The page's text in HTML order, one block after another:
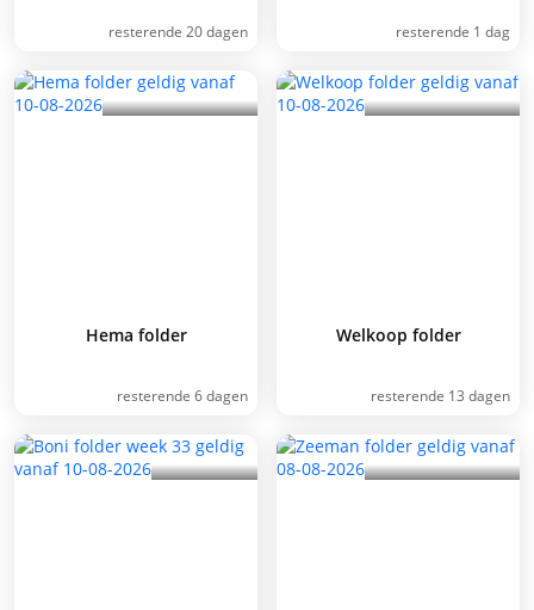
resterende 20 dagen resterende 1 dag
Hema folder
resterende 6 dagen
Welkoop folder
resterende 13 dagen